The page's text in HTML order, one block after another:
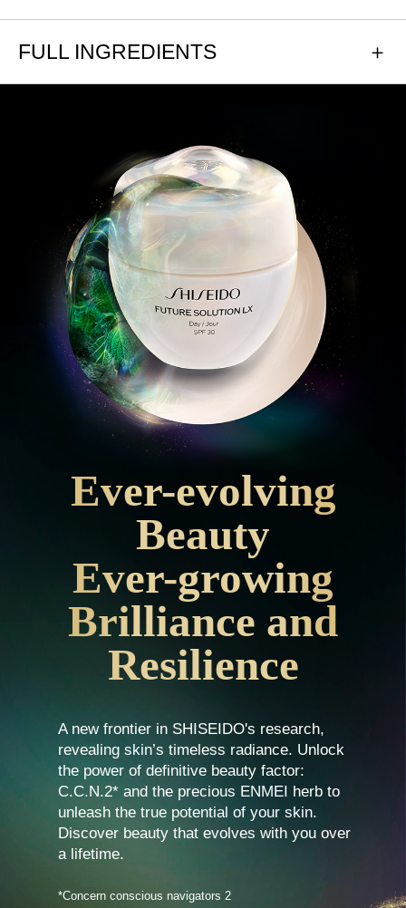
FULL INGREDIENTS
Ever-evolving
Beauty
Ever-growing
Brilliance and
Resilience
A new frontier in SHISEIDO's research,
revealing skin’s timeless radiance. Unlock
the power of definitive beauty factor:
C.C.N.2* and the precious ENMEI herb to
unleash the true potential of your skin.
Discover beauty that evolves with you over
a lifetime.
*Concern conscious navigators 2